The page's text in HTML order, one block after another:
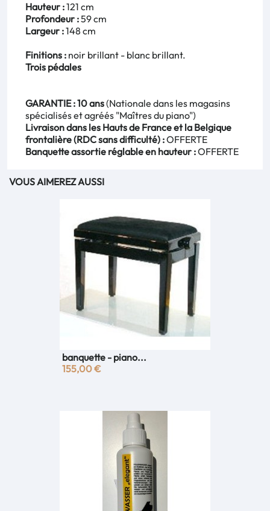
Hauteur :121 cm
Profondeur :59 cm
Largeur :148 cm
Finitions : noir brillant - blanc brillant.
Trois pédales
GARANTIE : 10 ans(Nationale dans les magasins
spécialisés et agréés "Maîtres du piano")
Livraison dans les Hauts de France et la Belgique
frontalière (RDC sans difficulté) :OFFERTE
Banquette assortie réglable en hauteur :OFFERTE
VOUS AIMEREZ AUSSI
banquette - piano...
155,00 €